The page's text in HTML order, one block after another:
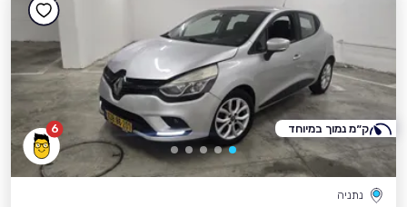
6
נתניה
ק״מ נמוך במיוחד